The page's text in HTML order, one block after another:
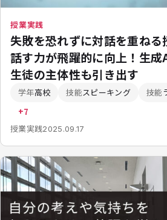
授業実践
失敗を恐れずに対話を重ねる
話す力が飛躍的に向上！生
生徒の主体性も引き出す
学年高校 技能スピーキング 技能
+7
授業実践2025.09.17